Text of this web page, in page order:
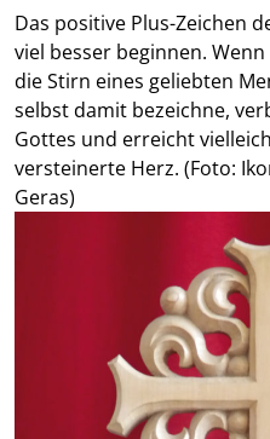
Das positive Plus-Zeichen
viel besser beginnen.
die Stirn eines geliebten
selbst damit bezeichne,
Gottes und erreicht
versteinerte Herz. (Foto:
Geras)